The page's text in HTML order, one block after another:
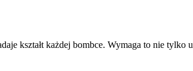
kształt każdej bombce. Wymaga to nie